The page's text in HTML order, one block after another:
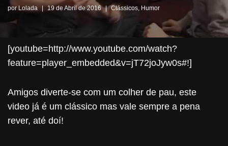
porLolada 19 de Abril de 2016 Clássicos Humor
[youtube=http://www.youtube.com/watch?
feature=player_embedded&v=jT72joJyw0s#!]
Amigos diverte-se com um colher de pau, este
video já é um clássico mas vale sempre a pena
rever, até doí!